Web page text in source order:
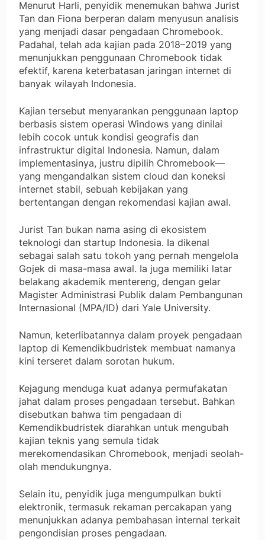
Menurut Harli, penyidik menemukan bahwa Jurist
Tan dan Fiona berperan dalam menyusun analisis
yang menjadi dasar pengadaan Chromebook.
Padahal, telah ada kajian pada 2018–2019 yang
menunjukkan penggunaan Chromebook tidak
efektif, karena keterbatasan jaringan internet di
banyak wilayah Indonesia.
Kajian tersebut menyarankan penggunaan laptop
berbasis sistem operasi Windows yang dinilai
lebih cocok untuk kondisi geografis dan
infrastruktur digital Indonesia. Namun, dalam
implementasinya, justru dipilih Chromebook—
yang mengandalkan sistem cloud dan koneksi
internet stabil, sebuah kebijakan yang
bertentangan dengan rekomendasi kajian awal.
Jurist Tan bukan nama asing di ekosistem
teknologi dan startup Indonesia. Ia dikenal
sebagai salah satu tokoh yang pernah mengelola
Gojek di masa-masa awal. Ia juga memiliki latar
belakang akademik mentereng, dengan gelar
Magister Administrasi Publik dalam Pembangunan
Internasional (MPA/ID) dari Yale University.
Namun, keterlibatannya dalam proyek pengadaan
laptop di Kemendikbudristek membuat namanya
kini terseret dalam sorotan hukum.
Kejagung menduga kuat adanya permufakatan
jahat dalam proses pengadaan tersebut. Bahkan
disebutkan bahwa tim pengadaan di
Kemendikbudristek diarahkan untuk mengubah
kajian teknis yang semula tidak
merekomendasikan Chromebook, menjadi seolah-
olah mendukungnya.
Selain itu, penyidik juga mengumpulkan bukti
elektronik, termasuk rekaman percakapan yang
menunjukkan adanya pembahasan internal terkait
pengondisian proses pengadaan.